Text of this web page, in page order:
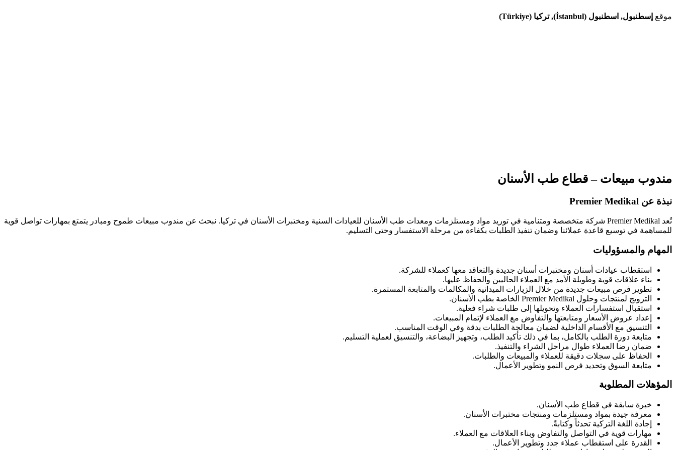
موقع إسطنبول, اسطنبول (İstanbul), تركيا (Türkiye)
مندوب مبيعات – قطاع طب الأسنان
نبذة عن Premier Medikal
تُعد Premier Medikal شركة متخصصة ومتنامية في توريد مواد ومستلزمات ومعدات طب الأسنان للعيادات السنية ومختبرات الأسنان في تركيا. نبحث عن مندوب مبيعات طموح ومبادر يتمتع بمهارات تواصل قوية
للمساهمة في توسيع قاعدة عملائنا وضمان تنفيذ الطلبات بكفاءة من مرحلة الاستفسار وحتى التسليم.
المهام والمسؤوليات
استقطاب عيادات أسنان ومختبرات أسنان جديدة والتعاقد معها كعملاء للشركة.
بناء علاقات قوية وطويلة الأمد مع العملاء الحاليين والحفاظ عليها.
تطوير فرص مبيعات جديدة من خلال الزيارات الميدانية والمكالمات والمتابعة المستمرة.
الترويج لمنتجات وحلول Premier Medikal الخاصة بطب الأسنان.
استقبال استفسارات العملاء وتحويلها إلى طلبات شراء فعلية.
إعداد عروض الأسعار ومتابعتها والتفاوض مع العملاء لإتمام المبيعات.
التنسيق مع الأقسام الداخلية لضمان معالجة الطلبات بدقة وفي الوقت المناسب.
متابعة دورة الطلب بالكامل، بما في ذلك تأكيد الطلب، وتجهيز البضاعة، والتنسيق لعملية التسليم.
ضمان رضا العملاء طوال مراحل الشراء والتنفيذ.
الحفاظ على سجلات دقيقة للعملاء والمبيعات والطلبات.
متابعة السوق وتحديد فرص النمو وتطوير الأعمال.
المؤهلات المطلوبة
خبرة سابقة في قطاع طب الأسنان.
معرفة جيدة بمواد ومستلزمات ومنتجات مختبرات الأسنان.
إجادة اللغة التركية تحدثاً وكتابةً.
مهارات قوية في التواصل والتفاوض وبناء العلاقات مع العملاء.
القدرة على استقطاب عملاء جدد وتطوير الأعمال.